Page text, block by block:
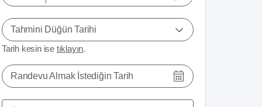
Tahmini Düğün Tarihi
Tarih kesin ise tıklayın.
Randevu Almak İstediğin Tarih